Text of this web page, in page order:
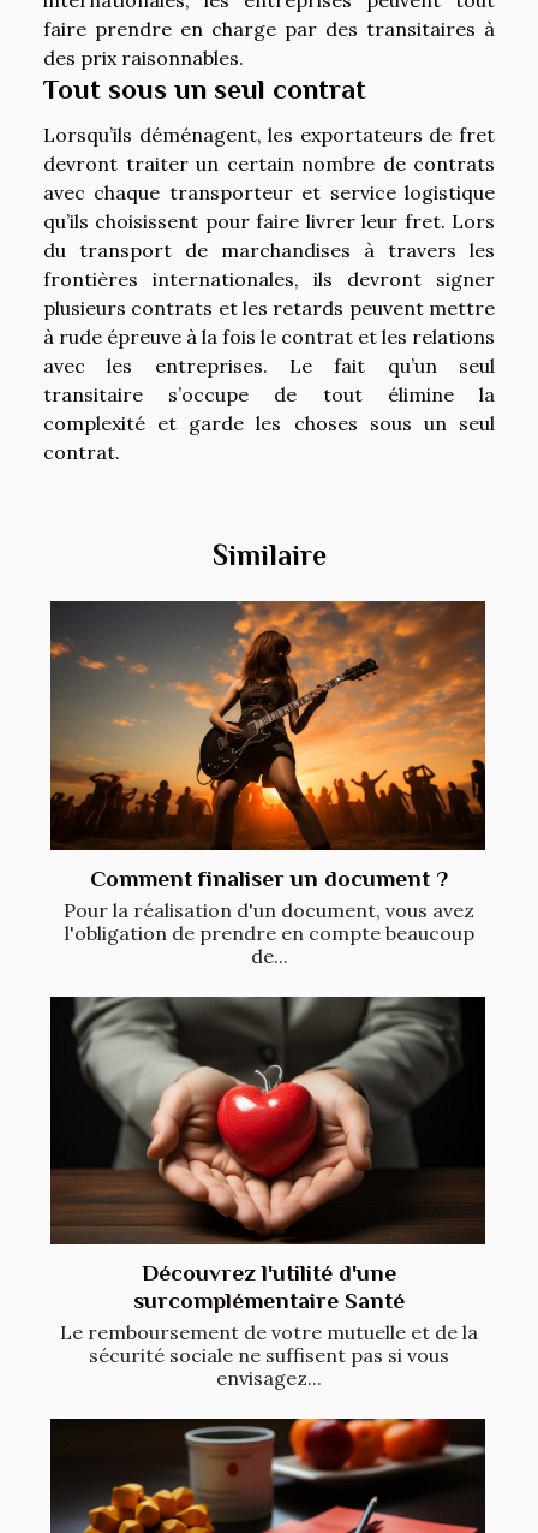
faire prendre en charge par des transitaires à
des prix raisonnables.
Tout sous un seul contrat
Lorsqu’ils déménagent, les exportateurs de fret
devront traiter un certain nombre de contrats
avec chaque transporteur et service logistique
qu’ils choisissent pour faire livrer leur fret. Lors
du transport de marchandises à travers les
frontières internationales, ils devront signer
plusieurs contrats et les retards peuvent mettre
à rude épreuve à la fois le contrat et les relations
avec les entreprises. Le fait qu’un seul
transitaire s’occupe de tout élimine la
complexité et garde les choses sous un seul
contrat.
Similaire
Comment finaliser un document ?
Pour la réalisation d'un document, vous avez
l'obligation de prendre en compte beaucoup
de...
Découvrez l'utilité d'une
surcomplémentaire Santé
Le remboursement de votre mutuelle et de la
sécurité sociale ne suffisent pas si vous
envisagez...